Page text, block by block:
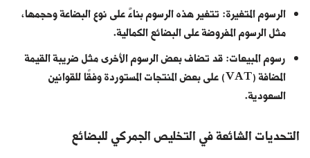
الرسوم المتغيرة: تتغير هذه الرسوم بناءً على نوع البضاعة وحجمها،
مثل الرسوم المفروضة على البضائع الكمالية.
رسوم المبيعات: قد تضاف بعض الرسوم الأخرى مثل ضريبة القيمة
المضافة (VAT) على بعض المنتجات المستوردة وفقًا للقوانين
السعودية.
التحديات الشائعة في التخليص الجمركي للبضائع